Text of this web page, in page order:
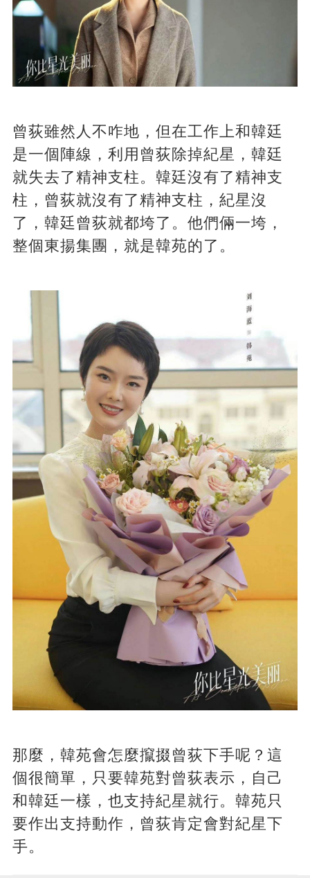
曾荻雖然人不咋地，但在工作上和韓廷
是一個陣線，利用曾荻除掉紀星，韓廷
就失去了精神支柱。韓廷沒有了精神支
柱，曾荻就沒有了精神支柱，紀星沒
了，韓廷曾荻就都垮了。他們倆一垮，
整個東揚集團，就是韓苑的了。
那麼，韓苑會怎麼攛掇曾荻下手呢？這
個很簡單，只要韓苑對曾荻表示，自己
和韓廷一樣，也支持紀星就行。韓苑只
要作出支持動作，曾荻肯定會對紀星下
手。